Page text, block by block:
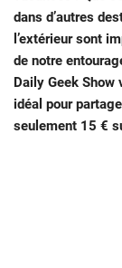
dans d’autres
l’extérieur sont
de notre
Daily Geek Show
idéal pour
seulement 15 €